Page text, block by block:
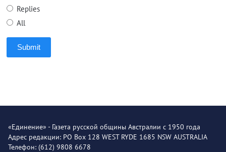
Replies
All
Submit
«Единение» - Газета русской общины Австралии с 1950 года
Адрес редакции: PO Box 128 WEST RYDE 1685 NSW AUSTRALIA
Телефон: (612) 9808 6678